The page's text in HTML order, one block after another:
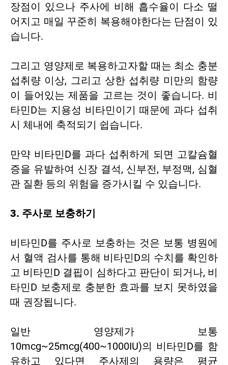
장점이 있으나 주사에 비해 흡수율이 다소 떨
어지고 매일 꾸준히 복용해야한다는 단점이 있
습니다.
그리고 영양제로 복용하고자할 때는 최소 충분
섭취량 이상, 그리고 상한 섭취량 미만의 함량
이 들어있는 제품을 고르는 것이 좋습니다. 비
타민D는 지용성 비타민이기 때문에 과다 섭취
시 체내에 축적되기 쉽습니다.
만약 비타민D를 과다 섭취하게 되면 고칼슘혈
증을 유발하여 신장 결석, 신부전, 부정맥, 심혈
관 질환 등의 위험을 증가시킬 수 있습니다.
3. 주사로 보충하기
비타민D를 주사로 보충하는 것은 보통 병원에
서 혈액 검사를 통해 비타민D의 수치를 확인하
고 비타민D 결핍이 심하다고 판단이 되거나, 비
타민D 보충제로 충분한 효과를 보지 못하였을
때 권장됩니다.
일반 영양제가 보통
10mcg~25mcg(400~1000IU)의 비타민D를 함
유하고 있다면 주사제의 용량은 평균